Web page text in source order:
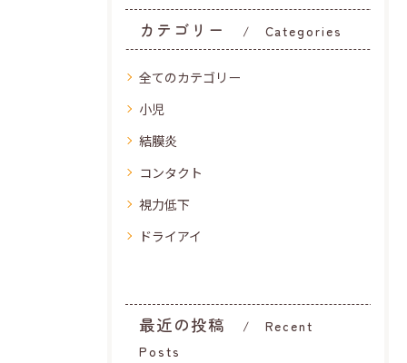
カテゴリー Categories
全てのカテゴリー
小児
結膜炎
コンタクト
視力低下
ドライアイ
最近の投稿
Recent
Posts